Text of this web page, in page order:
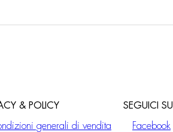
& POLICY
generali di vendita
SEGUICI SU
Facebook